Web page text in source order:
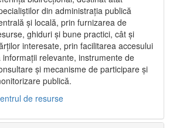
din administrația publică
și locală, prin furnizarea de
ghiduri și bune practici, cât și
interesate, prin facilitarea accesului
informații relevante, instrumente de
și mecanisme de participare și
publică.
de resurse